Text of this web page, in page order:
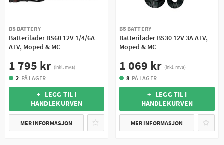
BS BATTERY
Batterilader BS60 12V 1/4/6A
ATV, Moped & MC
1 795 kr (inkl. mva)
2 PÅ LAGER
+ LEGG TIL I
HANDLEKURVEN
MER INFORMASJON
BS BATTERY
Batterilader BS30 12V 3A ATV,
Moped & MC
1 069 kr (inkl. mva)
8 PÅ LAGER
+ LEGG TIL I
HANDLEKURVEN
MER INFORMASJON